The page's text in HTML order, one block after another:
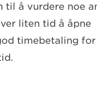
til å vurdere noe
liten tid å åpne
timebetaling